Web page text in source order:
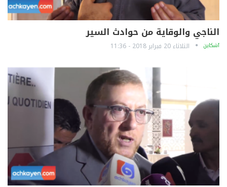
الناجي والوقاية من حوادث السير
آشكاين الثلاثاء 20 فبراير 2018 - 11:36